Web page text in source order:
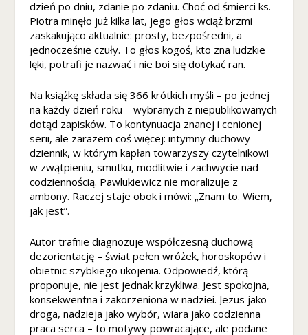
dzień po dniu, zdanie po zdaniu. Choć od śmierci ks.
Piotra minęło już kilka lat, jego głos wciąż brzmi
zaskakująco aktualnie: prosty, bezpośredni, a
jednocześnie czuły. To głos kogoś, kto zna ludzkie
lęki, potrafi je nazwać i nie boi się dotykać ran.
Na książkę składa się 366 krótkich myśli – po jednej
na każdy dzień roku – wybranych z niepublikowanych
dotąd zapisków. To kontynuacja znanej i cenionej
serii, ale zarazem coś więcej: intymny duchowy
dziennik, w którym kapłan towarzyszy czytelnikowi
w zwątpieniu, smutku, modlitwie i zachwycie nad
codziennością. Pawlukiewicz nie moralizuje z
ambony. Raczej staje obok i mówi: „Znam to. Wiem,
jak jest”.
Autor trafnie diagnozuje współczesną duchową
dezorientację – świat pełen wróżek, horoskopów i
obietnic szybkiego ukojenia. Odpowiedź, którą
proponuje, nie jest jednak krzykliwa. Jest spokojna,
konsekwentna i zakorzeniona w nadziei. Jezus jako
droga, nadzieja jako wybór, wiara jako codzienna
praca serca – to motywy powracające, ale podane
n
al
n
ś
ć
st
r
u
kt
u
r
ę
st
n
y
in
t
e
r
n